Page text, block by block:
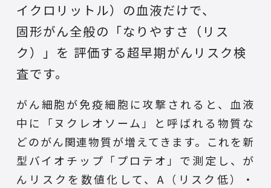
イクロリットル）の血液だけで、
固形がん全般の「なりやすさ（リス
ク）」を 評価する超早期がんリスク検
査です。
がん細胞が免疫細胞に攻撃されると、血液
中に「ヌクレオソーム」と呼ばれる物質な
どのがん関連物質が増えてきます。これを新
型バイオチップ「プロテオ」で測定し、が
んリスクを数値化して、A（リスク低）・